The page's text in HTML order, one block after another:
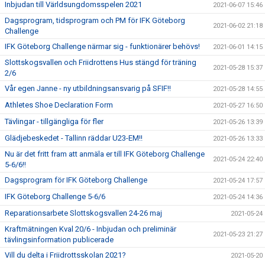
Inbjudan till Världsungdomsspelen 2021 2021-06-07 15:46
Dagsprogram, tidsprogram och PM för IFK Göteborg
Challenge
2021-06-02 21:18
IFK Göteborg Challenge närmar sig - funktionärer behövs! 2021-06-01 14:15
Slottskogsvallen och Friidrottens Hus stängd för träning
2/6
2021-05-28 15:37
Vår egen Janne - ny utbildningsansvarig på SFIF!! 2021-05-28 14:55
Athletes Shoe Declaration Form 2021-05-27 16:50
Tävlingar - tillgängliga för fler 2021-05-26 13:39
Glädjebeskedet - Tallinn räddar U23-EM!! 2021-05-26 13:33
Nu är det fritt fram att anmäla er till IFK Göteborg Challenge
5-6/6!!
2021-05-24 22:40
Dagsprogram för IFK Göteborg Challenge 2021-05-24 17:57
IFK Göteborg Challenge 5-6/6 2021-05-24 14:36
Reparationsarbete Slottskogsvallen 24-26 maj 2021-05-24
Kraftmätningen Kval 20/6 - Inbjudan och preliminär
tävlingsinformation publicerade
2021-05-23 21:27
Vill du delta i Friidrottsskolan 2021? 2021-05-20